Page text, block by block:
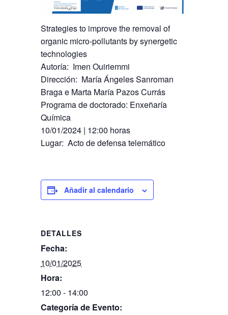
Strategies to improve the removal of
organic micro-pollutants by synergetic
technologies
Autoría: Imen Ouiriemmi
Dirección: María Ángeles Sanroman
Braga e Marta María Pazos Currás
Programa de doctorado: Enxeñaría
Química
10​​​​​/01​/2024 | 12:00 horas
Lugar: Acto de defensa telemático
Añadir al calendario
DETALLES
Fecha:
10/01/2025
Hora:
12:00 - 14:00
Categoría de Evento: